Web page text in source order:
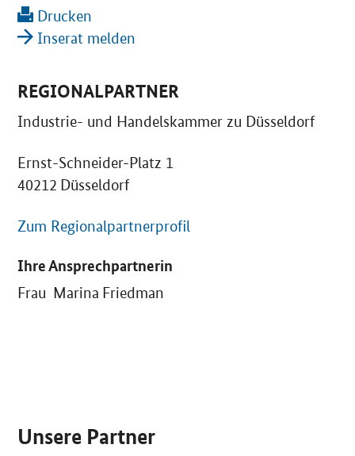
Drucken
Inserat melden
REGIONALPARTNER
Industrie- und Handelskammer zu Düsseldorf
Ernst-Schneider-Platz 1
40212 Düsseldorf
Zum Regionalpartnerprofil
Ihre Ansprechpartnerin
Frau Marina Friedman
Unsere Partner